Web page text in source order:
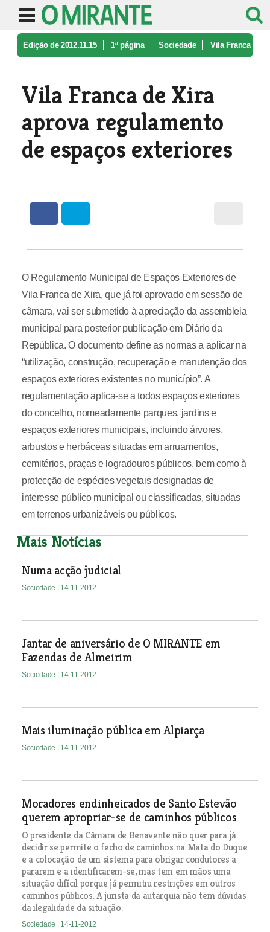
Edição de 2012.11.15 1ª página Sociedade Vila Franca
Vila Franca de Xira
aprova regulamento
de espaços exteriores
O Regulamento Municipal de Espaços Exteriores de
Vila Franca de Xira, que já foi aprovado em sessão de
câmara, vai ser submetido à apreciação da assembleia
municipal para posterior publicação em Diário da
República. O documento define as normas a aplicar na
“utilização, construção, recuperação e manutenção dos
espaços exteriores existentes no município”. A
regulamentação aplica-se a todos espaços exteriores
do concelho, nomeadamente parques, jardins e
espaços exteriores municipais, incluindo árvores,
arbustos e herbáceas situadas em arruamentos,
cemitérios, praças e logradouros públicos, bem como à
protecção de espécies vegetais designadas de
interesse público municipal ou classificadas, situadas
em terrenos urbanizáveis ou públicos.
Mais Notícias
Numa acção judicial
Sociedade | 14-11-2012
Jantar de aniversário de O MIRANTE em
Fazendas de Almeirim
Sociedade | 14-11-2012
Mais iluminação pública em Alpiarça
Sociedade | 14-11-2012
Moradores endinheirados de Santo Estevão
querem apropriar-se de caminhos públicos
O presidente da Câmara de Benavente não quer para já
decidir se permite o fecho de caminhos na Mata do Duque
e a colocação de um sistema para obrigar condutores a
pararem e a identificarem-se, mas tem em mãos uma
situação difícil porque já permitiu restrições em outros
caminhos públicos. A jurista da autarquia não tem dúvidas
da ilegalidade da situação.
Sociedade | 14-11-2012